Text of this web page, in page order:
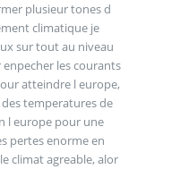
plusieur tones d
climatique je
sur tout au niveau
les courants
atteindre l europe,
temperatures de
l europe pour une
pertes enorme en
climat agreable, alor